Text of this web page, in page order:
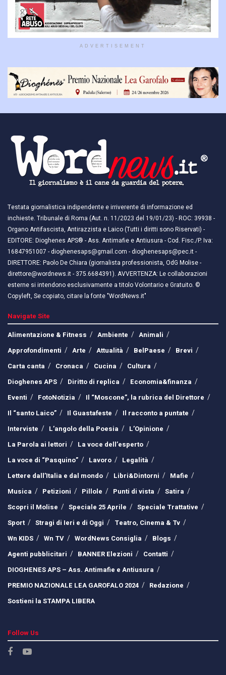
ADVERTISEMENT
Testata giornalistica indipendente e irriverente di informazione ed
inchieste. Tribunale di Roma (Aut. n. 11/2023 del 19/01/23) - ROC: 39938 -
Organo Antifascista, Antirazzista e Laico (Tutti i diritti sono Riservati) -
EDITORE: Dioghenes APS® - Ass. Antimafie e Antiusura - Cod. Fisc./P. Iva:
16847951007 - dioghenesaps@gmail.com - dioghenesaps@pec.it - ​​
DIRETTORE: Paolo De Chiara (giornalista professionista, OdG Molise -
direttore@wordnews.it - ​​375.6684391). AVVERTENZA: Le collaborazioni
esterne si intendono esclusivamente a titolo Volontario e Gratuito. ©
Copyleft, Se copiato, citare la fonte "WordNews.it"
Navigate Site
Alimentazione & Fitness
Ambiente
Animali
Approfondimenti
Arte Attualità BelPaese
Brevi
Carta canta
Cronaca Cucina
Cultura
Dioghenes APS
Diritto di replica
Economia&finanza
Eventi
FotoNotizia
Il “Moscone”, la rubrica del Direttore
Il “santo Laico”
Il Guastafeste
Il racconto a puntate
Interviste
L’angolo della Poesia
L’Opinione
La Parola ai lettori
La voce dell’esperto
La voce di “Pasquino”
Lavoro
Legalità
Lettere dall’Italia e dal mondo
Libri&Dintorni
Mafie
Musica
Petizioni Pillole Punti di vista
Satira
Scopri il Molise
Speciale 25 Aprile
Speciale Trattative
Sport
Stragi di Ieri e di Oggi
Teatro, Cinema & Tv
Wn KIDS
Wn TV WordNews Consiglia
Blogs
Agenti pubblicitari
BANNER Elezioni
Contatti
DIOGHENES APS – Ass. Antimafie e Antiusura
PREMIO NAZIONALE LEA GAROFALO 2024
Redazione
Sostieni la STAMPA LIBERA
Follow Us